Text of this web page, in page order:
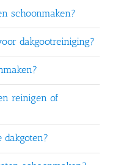
schoonmaken?
dakgootreiniging?
reinigen of